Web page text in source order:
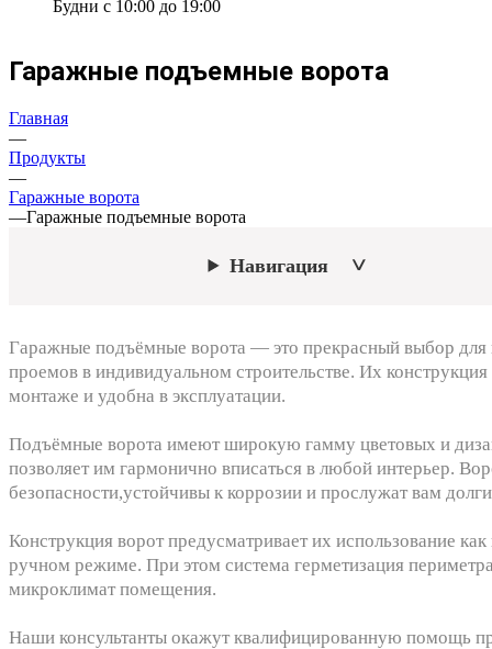
Будни с 10:00 до 19:00
Гаражные подъемные ворота
Главная
—
Продукты
—
Гаражные ворота
—Гаражные подъемные ворота
Навигация
Гаражные подъёмные ворота — это прекрасный выбор для
проемов в индивидуальном строительстве. Их
монтаже и удобна в эксплуатации.
Подъёмные ворота имеют широкую гамму цветовых и
позволяет им гармонично вписаться в любой интерьер.
безопасности,устойчивы к коррозии и прослужат вам
Конструкция ворот предусматривает их использование
ручном режиме. При этом система герметизация
микроклимат помещения.
Наши консультанты окажут квалифицированную помощь